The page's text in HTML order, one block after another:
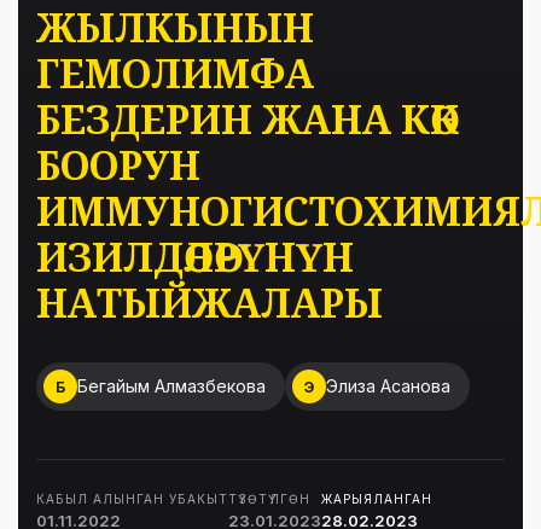
ЖЫЛКЫНЫН
ГЕМОЛИМФА
БЕЗДЕРИН ЖАНА КӨК
БООРУН
ИЗИЛДӨӨЛӨРҮНҮН
НАТЫЙЖАЛАРЫ
Б Бегайым Алмазбекова Э Элиза Асанова
КАБЫЛ АЛЫНГАН УБАКЫТ
01.11.2022
ТҮЗӨТҮЛГӨН
23.01.2023
ЖАРЫЯЛАНГАН
28.02.2023